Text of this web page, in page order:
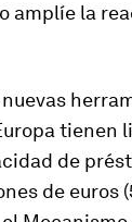
amplíe la
tienen
de
de euros